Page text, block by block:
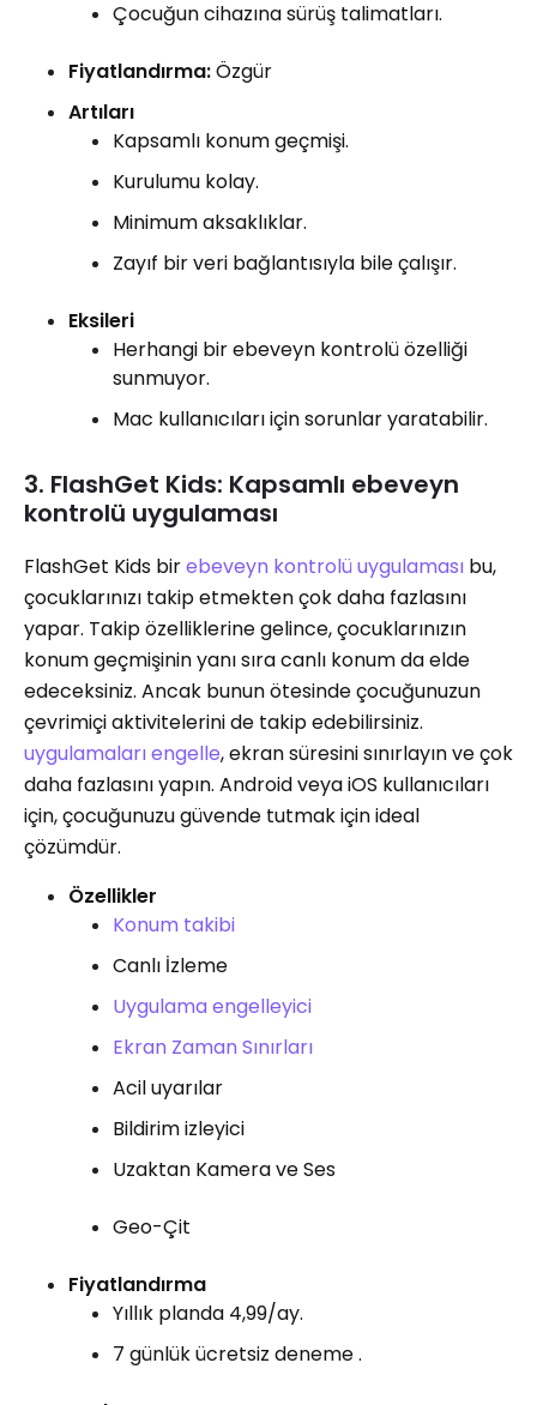
Çocuğun cihazına sürüş talimatları.
Fiyatlandırma:Özgür
Artıları
Kapsamlı konum geçmişi.
Kurulumu kolay.
Minimum aksaklıklar.
Zayıf bir veri bağlantısıyla bile çalışır.
Eksileri
Herhangi bir ebeveyn kontrolü özelliği
sunmuyor.
Mac kullanıcıları için sorunlar yaratabilir.
3. FlashGet Kids: Kapsamlı ebeveyn
kontrolü uygulaması
FlashGet Kids birebeveyn kontrolü uygulaması bu,
çocuklarınızı takip etmekten çok daha fazlasını
yapar. Takip özelliklerine gelince, çocuklarınızın
konum geçmişinin yanı sıra canlı konum da elde
edeceksiniz. Ancak bunun ötesinde çocuğunuzun
çevrimiçi aktivitelerini de takip edebilirsiniz.
uygulamaları engelle, ekran süresini sınırlayın ve çok
daha fazlasını yapın. Android veya iOS kullanıcıları
için, çocuğunuzu güvende tutmak için ideal
çözümdür.
Özellikler
Konum takibi
Canlı İzleme
Uygulama engelleyici
Ekran Zaman Sınırları
Acil uyarılar
Bildirim izleyici
Uzaktan Kamera ve Ses
Geo-Çit
Fiyatlandırma
Yıllık planda 4,99/ay.
7 günlük ücretsiz deneme .